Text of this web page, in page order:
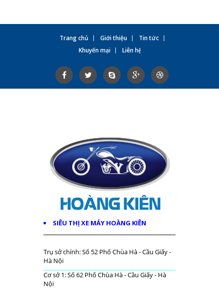
Trang chủ Giới thiệu
Tin tức
Khuyến mại
Liên hệ
SIÊU THỊ XE MÁY HOÀNG KIÊN
Trụ sở chính: Số 52 Phố Chùa Hà - Cầu Giấy -
Hà Nội
Cơ sở 1: Số 62 Phố Chùa Hà - Cầu Giấy - Hà
Nội